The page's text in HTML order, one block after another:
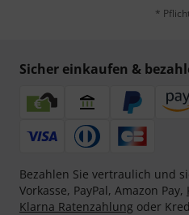
*
Sicher einkaufen &
Bezahlen Sie vertraulich und
Vorkasse, PayPal, Amazon Pay,
Klarna Ratenzahlung oder